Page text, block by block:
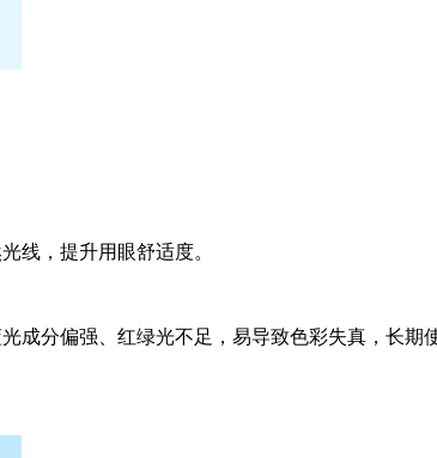
线，提升用眼舒适度。
成分偏强、红绿光不足，易导致色彩失真，长期